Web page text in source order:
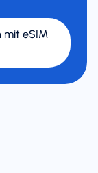
mit eSIM